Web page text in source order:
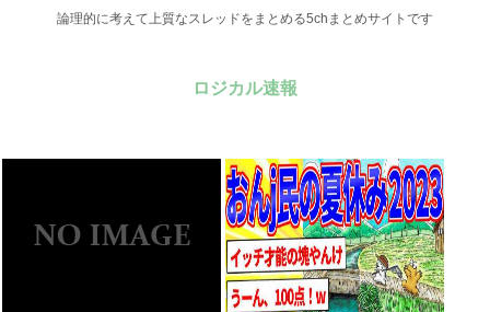
論理的に考えて上質なスレッドをまとめる5chまとめサイトです
ロジカル速報